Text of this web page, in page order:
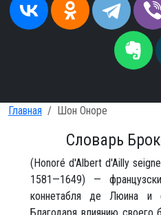
Главная Шон Оноре
Словарь
(Honoré d'Albert d'Ailly
1581—1649) —
коннетабля де Люина и